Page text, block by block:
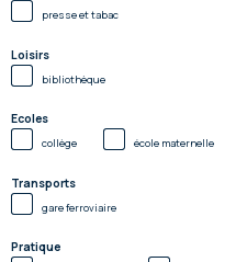
presse et tabac
Loisirs
bibliothèque
Ecoles
collège école maternelle
Transports
gare ferroviaire
Pratique